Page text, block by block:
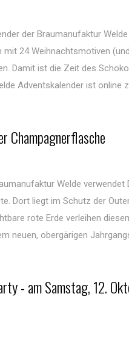
der Braumanufaktur
24 Weihnachtsmotiven
Damit ist die Zeit des
Adventskalender ist online
Champagnerflasche
Welde
Dort liegt im Schutz der
rote Erde verleihen
neuen, obergärigen
- am Samstag, 12.